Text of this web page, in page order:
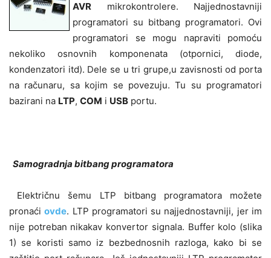
AVR mikrokontrolere. Najjednostavniji
programatori su bitbang programatori. Ovi
programatori se mogu napraviti pomoću
nekoliko osnovnih komponenata (otpornici, diode,
kondenzatori itd). Dele se u tri grupe,u zavisnosti od porta
na računaru, sa kojim se povezuju. Tu su programatori
bazirani na LTP, COM i USB portu.
Samogradnja bitbang programatora
Električnu šemu LTP bitbang programatora možete
pronaćiovde. LTP programatori su najjednostavniji, jer im
nije potreban nikakav konvertor signala. Buffer kolo (slika
1) se koristi samo iz bezbednosnih razloga, kako bi se